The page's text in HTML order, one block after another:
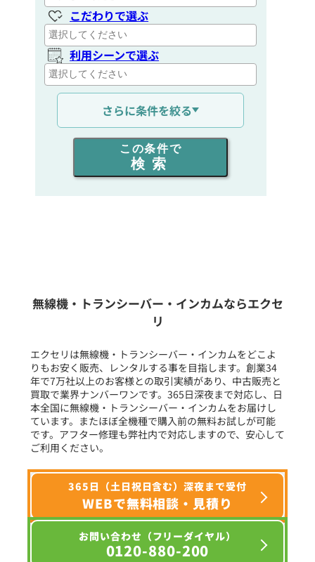
こだわりで選ぶ
利用シーンで選ぶ
通信距離を選ぶ
出力を選ぶ
同時通話人数を選ぶ
フリーワード入力(製品名等)
選択条件をリセット
さらに条件を絞る
この条件で
検索
無線機・トランシーバー・インカムならエクセ
リ
エクセリは無線機・トランシーバー・インカムをどこよ
りもお安く販売、レンタルする事を目指します。創業34
年で7万社以上のお客様との取引実績があり、中古販売と
買取で業界ナンバーワンです。365日深夜まで対応し、日
本全国に無線機・トランシーバー・インカムをお届けし
ています。またほぼ全機種で購入前の無料お試しが可能
です。アフター修理も弊社内で対応しますので、安心して
ご利用ください。
365日（土日祝日含む）深夜まで受付
WEBで無料相談・見積り
お問い合わせ（フリーダイヤル）
0120-880-200